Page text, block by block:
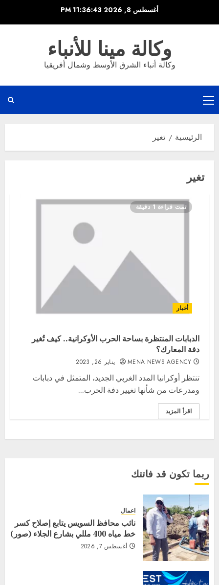
أغسطس 8, 2026 11:36:43 PM
وكالة مينا للأنباء
وكالة أنباء الشرق الأوسط وشمال أفريقيا
القائمة
الرئيسية
الرئيسية تغير
تغير
تمت قراءة 1 دقيقة
أخبار
الدبابات المنتظرة بساحة الحرب الأوكرانية.. كيف تُغير
دفة المعارك؟
MENA NEWS AGENCY يناير 26, 2023
تنتظر أوكرانيا المدد الغربي الجديد، المتمثل في دبابات
ومدرعات من شأنها تغيير دفة الحرب...
اقرأ المزيد
ربما تكون قد فاتتك
اعمال
نائب محافظ السويس يتابع إصلاح كسر
خط مياه 400 مللي بشارع الجلاء (صور)
أغسطس 7, 2026